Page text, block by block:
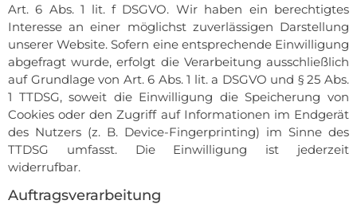
Art. 6 Abs. 1 lit. f DSGVO. Wir haben ein berechtigtes
Interesse an einer möglichst zuverlässigen Darstellung
unserer Website. Sofern eine entsprechende Einwilligung
abgefragt wurde, erfolgt die Verarbeitung ausschließlich
auf Grundlage von Art. 6 Abs. 1 lit. a DSGVO und § 25 Abs.
1 TTDSG, soweit die Einwilligung die Speicherung von
Cookies oder den Zugriff auf Informationen im Endgerät
des Nutzers (z. B. Device-Fingerprinting) im Sinne des
TTDSG umfasst. Die Einwilligung ist jederzeit
widerrufbar.
Auftragsverarbeitung